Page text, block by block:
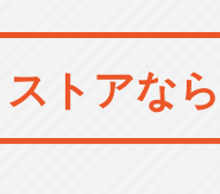
トアなら